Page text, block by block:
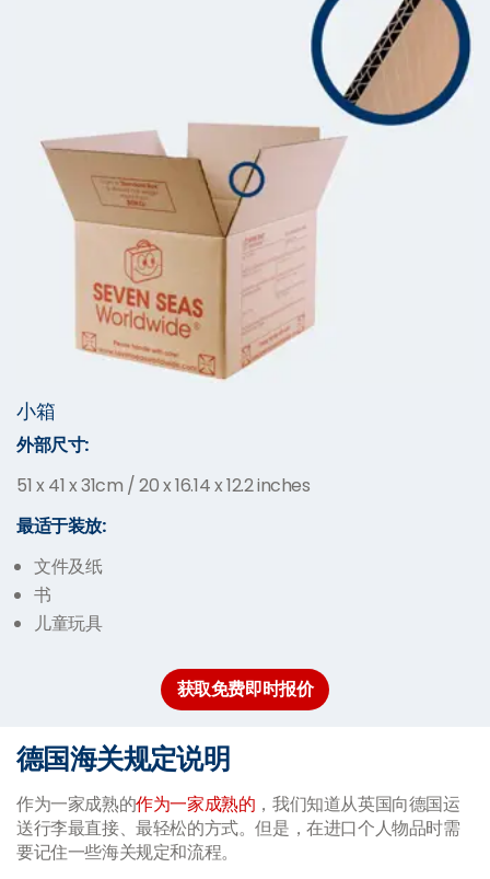
小箱
外部尺寸:
51 x 41 x 31cm / 20 x 16.14 x 12.2 inches
最适于装放:
文件及纸
书
儿童玩具
获取免费即时报价
德国海关规定说明
作为一家成熟的作为一家成熟的 ，我们知道从英国向德国运
送行李最直接、最轻松的方式。但是，在进口个人物品时需
要记住一些海关规定和流程。